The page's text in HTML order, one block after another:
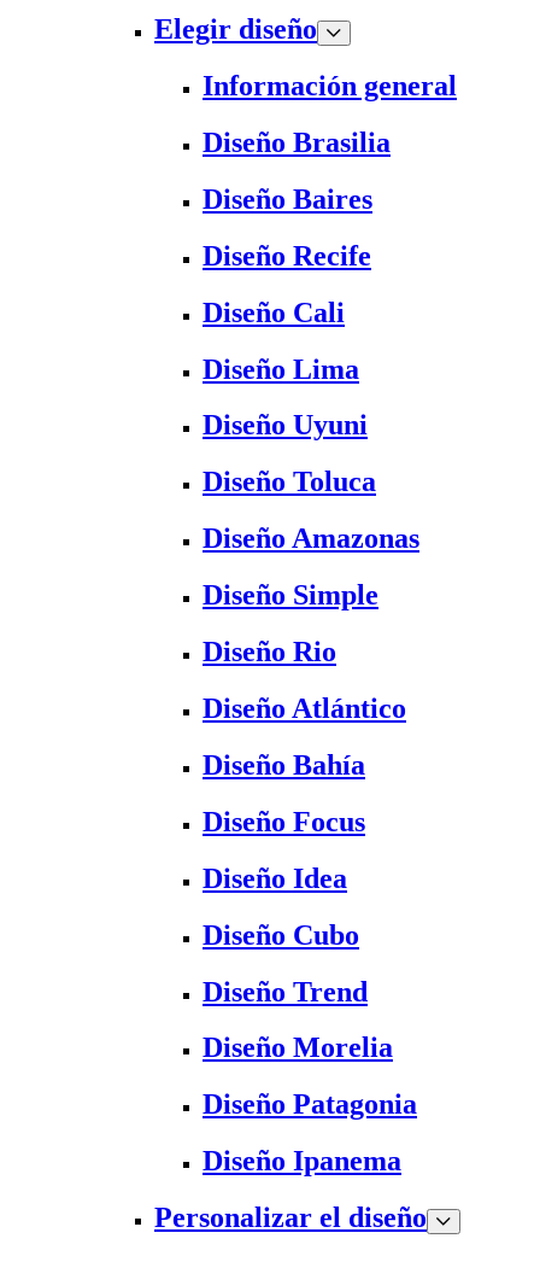
Elegir diseño
Información general
Diseño Brasilia
Diseño Baires
Diseño Recife
Diseño Cali
Diseño Lima
Diseño Uyuni
Diseño Toluca
Diseño Amazonas
Diseño Simple
Diseño Rio
Diseño Atlántico
Diseño Bahía
Diseño Focus
Diseño Idea
Diseño Cubo
Diseño Trend
Diseño Morelia
Diseño Patagonia
Diseño Ipanema
Personalizar el diseño